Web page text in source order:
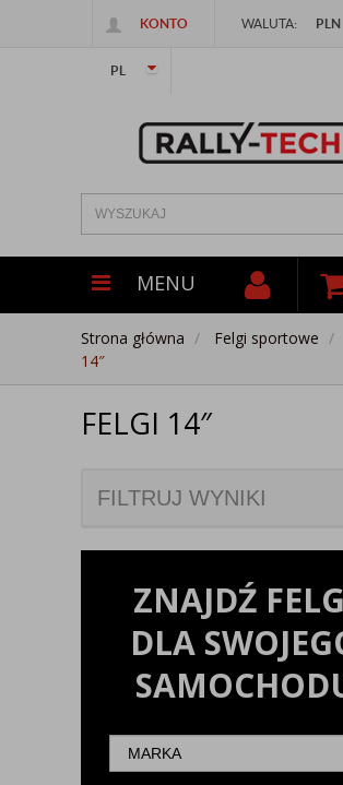
KONTO WALUTA: PLN
PL
MENU
Strona główna Felgi sportowe
14″
FELGI 14″
FILTRUJ WYNIKI
ZNAJDŹ
DLA
Marka